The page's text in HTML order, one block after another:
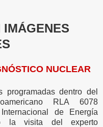
NUCLEAR
dentro del
RLA 6078
de Energía
la visita del experto